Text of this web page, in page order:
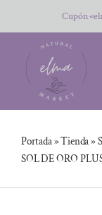
al
contenido
Cupón
Portada»Tienda»
SOL DE ORO